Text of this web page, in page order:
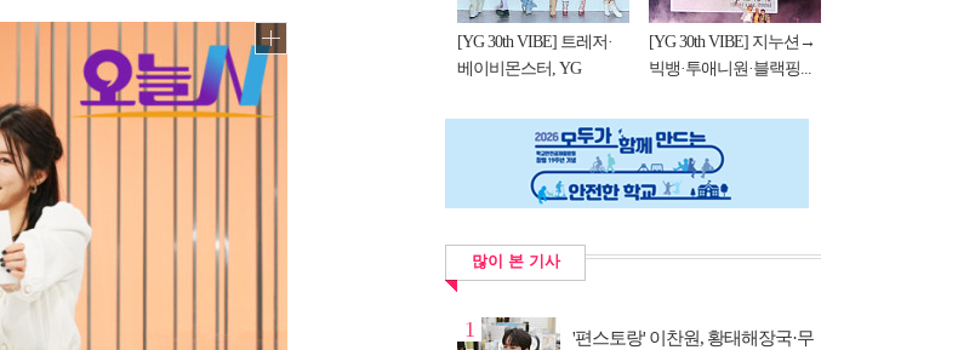
[YG 30th VIBE] 트레저·
베이비몬스터, YG
[YG 30th VIBE] 지누션→
빅뱅·투애니원·블랙핑...
많이 본 기사
1
'편스토랑' 이찬원, 황태해장국·무